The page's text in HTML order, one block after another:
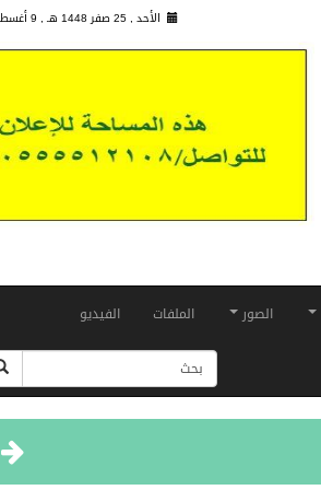
الأحد , 25 صفر 1448 هـ , 9 أغسطس 2026 م
الصور الملفات الفيديو